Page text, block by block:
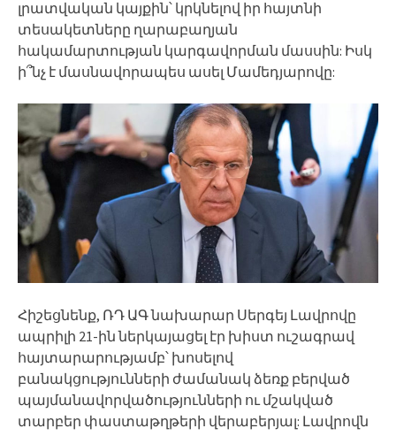
լրատվական կայքին՝ կրկնելով իր հայտնի
տեսակետները ղարաբաղյան
հակամարտության կարգավորման մասսին: Իսկ
ի՞նչ է մասնավորապես ասել Մամեդյարովը:
Հիշեցնենք, ՌԴ ԱԳ նախարար Սերգեյ Լավրովը
ապրիլի 21-ին ներկայացել էր խիստ ուշագրավ
հայտարարությամբ՝ խոսելով
բանակցությունների ժամանակ ձեռք բերված
պայմանավորվածությունների ու մշակված
տարբեր փաստաթղթերի վերաբերյալ: Լավրովն